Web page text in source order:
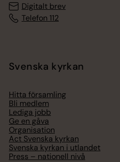
Digitalt brev
Telefon 112
Svenska kyrkan
Hitta församling
Bli medlem
Lediga jobb
Ge en gåva
Organisation
Act Svenska kyrkan
Svenska kyrkan i utlandet
Press – nationell nivå